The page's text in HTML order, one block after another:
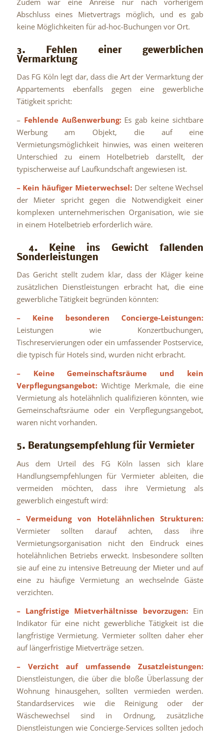
Abschluss eines Mietvertrags möglich, und es gab
keine Möglichkeiten für ad-hoc-Buchungen vor Ort.
3. Fehlen einer gewerblichen
Vermarktung
Das FG Köln legt dar, dass die Art der Vermarktung der
Appartements ebenfalls gegen eine gewerbliche
Tätigkeit spricht:
– Fehlende Außenwerbung:Es gab keine sichtbare
Werbung am Objekt, die auf eine
Vermietungsmöglichkeit hinwies, was einen weiteren
Unterschied zu einem Hotelbetrieb darstellt, der
typischerweise auf Laufkundschaft angewiesen ist.
– Kein häufiger Mieterwechsel: Der seltene Wechsel
der Mieter spricht gegen die Notwendigkeit einer
komplexen unternehmerischen Organisation, wie sie
in einem Hotelbetrieb erforderlich wäre.
4. Keine ins Gewicht fallenden
Sonderleistungen
Das Gericht stellt zudem klar, dass der Kläger keine
zusätzlichen Dienstleistungen erbracht hat, die eine
gewerbliche Tätigkeit begründen könnten:
– Keine besonderen Concierge-Leistungen:
Leistungen wie Konzertbuchungen,
Tischreservierungen oder ein umfassender Postservice,
die typisch für Hotels sind, wurden nicht erbracht.
– Keine Gemeinschaftsräume und kein
Verpflegungsangebot:Wichtige Merkmale, die eine
Vermietung als hotelähnlich qualifizieren könnten, wie
Gemeinschaftsräume oder ein Verpflegungsangebot,
waren nicht vorhanden.
5. Beratungsempfehlung für Vermieter
Aus dem Urteil des FG Köln lassen sich klare
Handlungsempfehlungen für Vermieter ableiten, die
vermeiden möchten, dass ihre Vermietung als
gewerblich eingestuft wird:
– Vermeidung von Hotelähnlichen Strukturen:
Vermieter sollten darauf achten, dass ihre
Vermietungsorganisation nicht den Eindruck eines
hotelähnlichen Betriebs erweckt. Insbesondere sollten
sie auf eine zu intensive Betreuung der Mieter und auf
eine zu häufige Vermietung an wechselnde Gäste
verzichten.
– Langfristige Mietverhältnisse bevorzugen:Ein
Indikator für eine nicht gewerbliche Tätigkeit ist die
langfristige Vermietung. Vermieter sollten daher eher
auf längerfristige Mietverträge setzen.
– Verzicht auf umfassende Zusatzleistungen:
Dienstleistungen, die über die bloße Überlassung der
Wohnung hinausgehen, sollten vermieden werden.
Standardservices wie die Reinigung oder der
Wäschewechsel sind in Ordnung, zusätzliche
Dienstleistungen wie Concierge-Services sollten jedoch